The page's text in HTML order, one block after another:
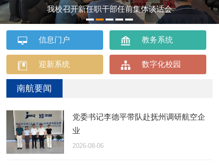
我校召开新任职干部任前集体谈话会
1
2 3 4
5
信息门户
教务系统
迎新系统 数字化校园
南航要闻
党委书记李德平带队赴抚州调研航空企
业
2026-08-06